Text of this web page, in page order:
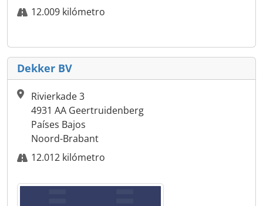
12.009 kilómetro
Dekker BV
Rivierkade 3
4931 AA Geertruidenberg
Países Bajos
Noord-Brabant
12.012 kilómetro